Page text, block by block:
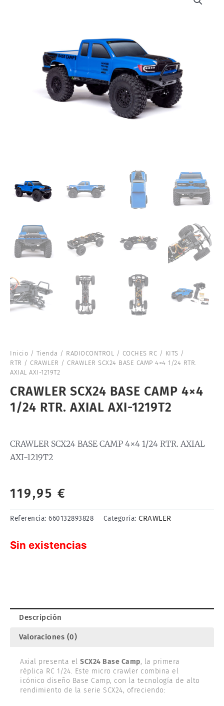
Inicio / Tienda / RADIOCONTROL / COCHES RC / KITS /
RTR / CRAWLER / CRAWLER SCX24 BASE CAMP 4×4 1/24 RTR.
AXIAL AXI-1219T2
CRAWLER SCX24 BASE CAMP 4×4
1/24 RTR. AXIAL AXI-1219T2
CRAWLER SCX24 BASE CAMP 4×4 1/24 RTR. AXIAL
AXI-1219T2
119,95 €
Referencia: 660132893828 Categoría: CRAWLER
Sin existencias
Descripción
Valoraciones (0)
Axial presenta el SCX24 Base Camp, la primera
réplica RC 1/24. Este micro crawler combina el
icónico diseño Base Camp, con la tecnología de alto
rendimiento de la serie SCX24, ofreciendo: